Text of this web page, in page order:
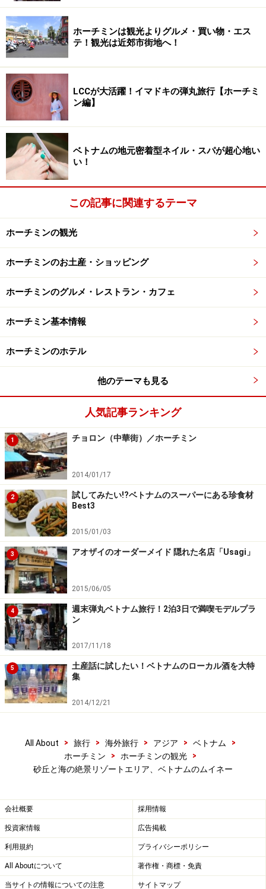
海水浴には適さない？
ビーチリゾートをイメージしない方がいいかも
ビーチリゾートのイメージを持ってムイネーに行くと、
「どこで泳げるの？」と悩むことになるかもしれませ
ん。もし海水浴目的でムイネーに行くのであれば、グエ
ンディンチウ通りの海側の宿泊施設を予約してくださ
い。こちらであれば、砂浜がある海が広がっているの
で、海水浴もできます。
海に人の気配はあまりない
がないので、人の気配はあまりありません。プライベー
トビーチ感覚で楽しむことができるでしょう。
※記事内容は執筆時点のものです。最新の内容をご確認くださ
い。
※海外を訪れる際には最新情報の入手に努め、「
ホームページ」を確認するなど、安全確保に十分注意を払ってく
ださい。
ホーチミンは観光よりグルメ・買い物・エス
テ！観光は近郊市街地へ！
LCCが大活躍！イマドキの弾丸旅行【ホーチミ
ン編】
ベトナムの地元密着型ネイル・スパが超心地い
い！
この記事に関連するテーマ
ホーチミンの観光
ホーチミンのお土産・ショッピング
ホーチミンのグルメ・レストラン・カフェ
ホーチミン基本情報
ホーチミンのホテル
他のテーマも見る
人気記事ランキング
1 チョロン（中華街）／ホーチミン
2014/01/17
2
試してみたい!?ベトナムのスーパーにある珍食材
Best3
2015/01/03
3 アオザイのオーダーメイド 隠れた名店「Usagi」
2015/06/05
4
週末弾丸ベトナム旅行！2泊3日で満喫モデルプラ
ン
2017/11/18
5
土産話に試したい！ベトナムのローカル酒を大特
集
2014/12/21
All About > 旅行 > 海外旅行 > アジア > ベトナム
>
ホーチミン
> ホーチミンの観光
>
砂丘と海の絶景リゾートエリア、ベトナムのムイネー
会社概要 採用情報
投資家情報 広告掲載
利用規約 プライバシーポリシー
All Aboutについて 著作権・商標・免責
当サイトの情報についての注意 サイトマップ